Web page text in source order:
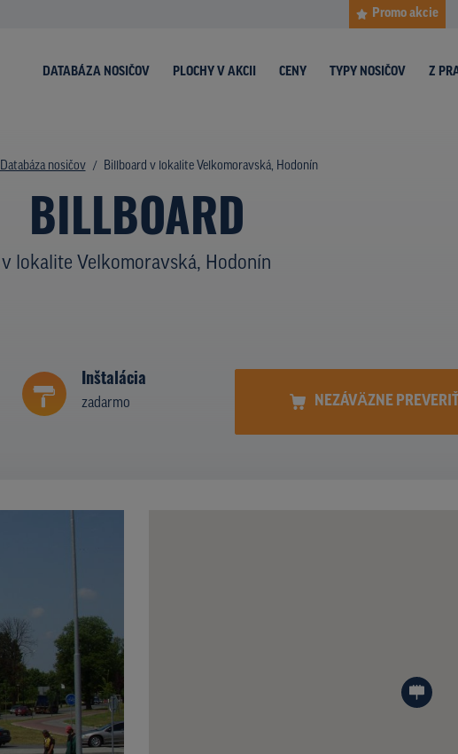
Promo akcie
DATABÁZA NOSIČOV PLOCHY V AKCII CENY TYPY NOSIČOV Z
Databáza nosičov Billboard v lokalite Velkomoravská, Hodonín
BILLBOARD
v lokalite Velkomoravská, Hodonín
Inštalácia
zadarmo NEZÁVÄZNE